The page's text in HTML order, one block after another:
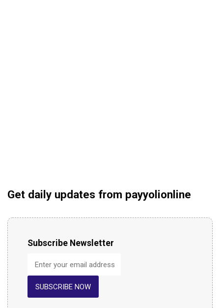
Get daily updates from payyolionline
Subscribe Newsletter
SUBSCRIBE NOW